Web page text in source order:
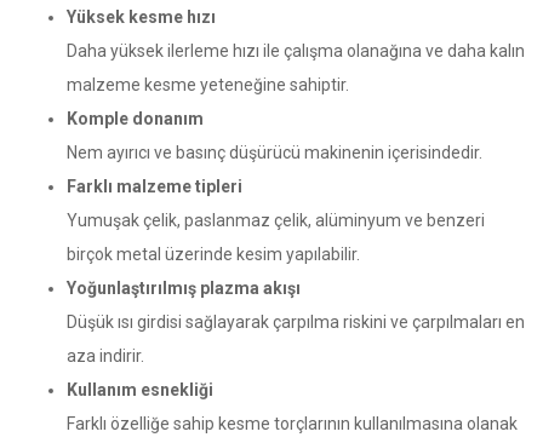
Yüksek kesme hızı
Daha yüksek ilerleme hızı ile çalışma olanağına ve daha kalın
malzeme kesme yeteneğine sahiptir.
Komple donanım
Nem ayırıcı ve basınç düşürücü makinenin içerisindedir.
Farklı malzeme tipleri
Yumuşak çelik, paslanmaz çelik, alüminyum ve benzeri
birçok metal üzerinde kesim yapılabilir.
Yoğunlaştırılmış plazma akışı
Düşük ısı girdisi sağlayarak çarpılma riskini ve çarpılmaları en
aza indirir.
Kullanım esnekliği
Farklı özelliğe sahip kesme torçlarının kullanılmasına olanak